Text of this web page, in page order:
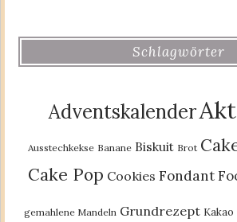
Schlagwörter
Adventskalender
Ausstechkekse Banane Biskuit Brot
Cake Pop Cookies Fondant
gemahlene Mandeln Grundrezept Kakao